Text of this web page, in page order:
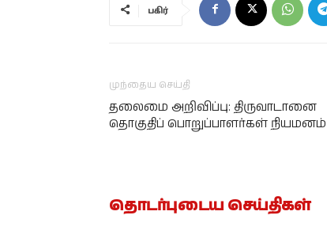
பகிர்
முந்தைய செய்தி
தலைமை அறிவிப்பு: திருவாடானை
தொகுதிப் பொறுப்பாளர்கள் நியமனம்
தொடர்புடைய செய்திகள்